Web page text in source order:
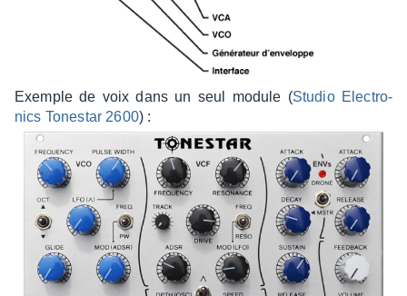
Exemple de voix dans un seul module (Studio Elec­tro­
nics Tones­tar 2600) :